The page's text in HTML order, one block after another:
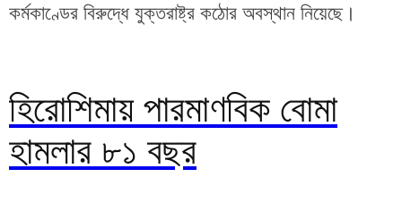
কর্মকাণ্ডের বিরুদ্ধে যুক্তরাষ্ট্র কঠোর অবস্থান নিয়েছে।
হিরোশিমায় পারমাণবিক বোমা
হামলার ৮১ বছর